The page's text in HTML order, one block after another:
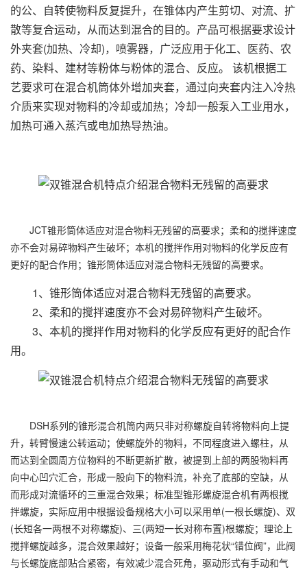
的公、自转使物料反复提升，在锥体内产生剪切、对流、扩
散等复合运动，从而达到混合的目的。产品可根据要求设计
外夹套(加热、冷却)，喷雾器，广泛应用于化工、医药、农
药、染料、建材等粉体与粉体的混合、反应。 该机根据工
艺要求可在混合机筒体外增加夹套，通过向夹套内注入冷热
介质来实现对物料的冷却或加热；冷却一般泵入工业用水，
加热可通入蒸汽或电加热导热油。
JCT锥形筒体适应对混合物料无残留的高要求；柔和的搅拌速度
亦不会对易碎物料产生破坏；本机的搅拌作用对物料的化学反应有
更好的配合作用；锥形筒体适应对混合物料无残留的高要求。
1、锥形筒体适应对混合物料无残留的高要求。
2、柔和的搅拌速度亦不会对易碎物料产生破坏。
3、本机的搅拌作用对物料的化学反应有更好的配合作
用。
DSH系列的锥形混合机筒内两只非对称螺旋自转将物料向上提
升，转臂慢速公转运动；使螺旋外的物料，不同程度进入螺柱，从
而达到全圆周方位物料的不断更新扩散，被提到上部的两股物料再
向中心凹穴汇合，形成一股向下的物料流，补充了底部的空缺，从
而形成对流循环的三重混合效果；标准型锥形螺旋混合机有两根搅
拌螺旋，实际应用中根据设备规格大小可以采用单(一根长螺旋)、双
(长短各一两根不对称螺旋)、三(两短一长对称布置)根螺旋；理论上
搅拌螺旋越多，混合效果越好；设备一般采用梅花状“错位阀”，此阀
与长螺旋底部贴合紧密，有效减少混合死角，驱动形式有手动和气